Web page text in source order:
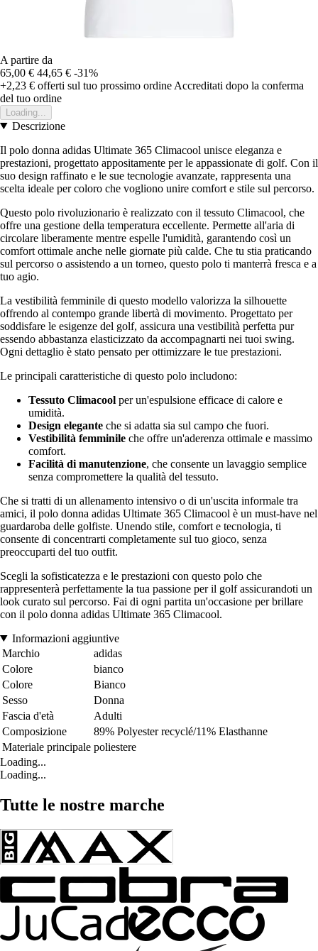
A partire da
65,00 € 44,65 € -31%
+2,23 € offerti sul tuo prossimo ordine Accreditati dopo la conferma
del tuo ordine
Loading...
Descrizione
Il polo donna adidas Ultimate 365 Climacool unisce eleganza e
prestazioni, progettato appositamente per le appassionate di golf. Con il
suo design raffinato e le sue tecnologie avanzate, rappresenta una
scelta ideale per coloro che vogliono unire comfort e stile sul percorso.
Questo polo rivoluzionario è realizzato con il tessuto Climacool, che
offre una gestione della temperatura eccellente. Permette all'aria di
circolare liberamente mentre espelle l'umidità, garantendo così un
comfort ottimale anche nelle giornate più calde. Che tu stia praticando
sul percorso o assistendo a un torneo, questo polo ti manterrà fresca e a
tuo agio.
La vestibilità femminile di questo modello valorizza la silhouette
offrendo al contempo grande libertà di movimento. Progettato per
soddisfare le esigenze del golf, assicura una vestibilità perfetta pur
essendo abbastanza elasticizzato da accompagnarti nei tuoi swing.
Ogni dettaglio è stato pensato per ottimizzare le tue prestazioni.
Le principali caratteristiche di questo polo includono:
Tessuto Climacool per un'espulsione efficace di calore e
umidità.
Design elegante che si adatta sia sul campo che fuori.
Vestibilità femminile che offre un'aderenza ottimale e massimo
comfort.
Facilità di manutenzione, che consente un lavaggio semplice
senza compromettere la qualità del tessuto.
Che si tratti di un allenamento intensivo o di un'uscita informale tra
amici, il polo donna adidas Ultimate 365 Climacool è un must-have nel
guardaroba delle golfiste. Unendo stile, comfort e tecnologia, ti
consente di concentrarti completamente sul tuo gioco, senza
preoccuparti del tuo outfit.
Scegli la sofisticatezza e le prestazioni con questo polo che
rappresenterà perfettamente la tua passione per il golf assicurandoti un
look curato sul percorso. Fai di ogni partita un'occasione per brillare
con il polo donna adidas Ultimate 365 Climacool.
Informazioni aggiuntive
Marchio
adidas
Colore
bianco
Colore
Bianco
Sesso
Donna
Fascia d'età
Adulti
Composizione
89% Polyester recyclé/11% Elasthanne
Materiale principale poliestere
Loading...
Loading...
Tutte le nostre marche